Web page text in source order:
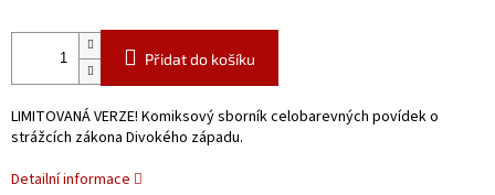
Přidat do košíku
LIMITOVANÁ VERZE! Komiksový sborník celobarevných povídek o
strážcích zákona Divokého západu.
Detailní informace